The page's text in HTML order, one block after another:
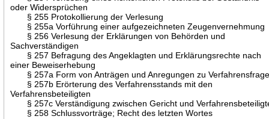
oder Widersprüchen
§ 255 Protokollierung der Verlesung
§ 255a Vorführung einer aufgezeichneten Zeugenvernehmung
§ 256 Verlesung der Erklärungen von Behörden und
Sachverständigen
§ 257 Befragung des Angeklagten und Erklärungsrechte nach
einer Beweiserhebung
§ 257a Form von Anträgen und Anregungen zu
§ 257b Erörterung des Verfahrensstands mit den
Verfahrensbeteiligten
§ 257c Verständigung zwischen Gericht und
§ 258 Schlussvorträge; Recht des letzten Wortes